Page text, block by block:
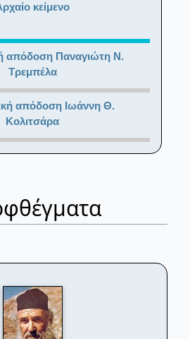
κείμενο
απόδοση Παναγιώτη Ν.
Τρεμπέλα
απόδοση Ιωάννη Θ.
Κολιτσάρα